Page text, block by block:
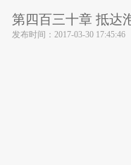
第四百三十章 抵达
发布时间： 2017-03-30 17:45:46